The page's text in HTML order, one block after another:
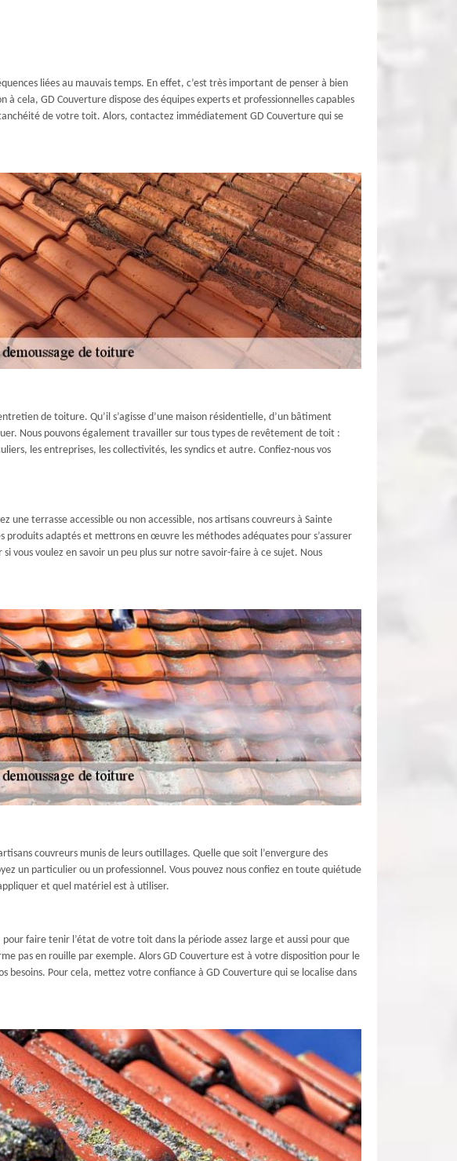
liées au mauvais temps. En effet, c’est très important de penser à bien
cela, GD Couverture dispose des équipes experts et professionnelles capables
de votre toit. Alors, contactez immédiatement GD Couverture qui se
de toiture. Qu’il s’agisse d’une maison résidentielle, d’un bâtiment
Nous pouvons également travailler sur tous types de revêtement de toit :
les entreprises, les collectivités, les syndics et autre. Confiez-nous vos
terrasse accessible ou non accessible, nos artisans couvreurs à Sainte
adaptés et mettrons en œuvre les méthodes adéquates pour s’assurer
voulez en savoir un peu plus sur notre savoir-faire à ce sujet. Nous
couvreurs munis de leurs outillages. Quelle que soit l’envergure des
un particulier ou un professionnel. Vous pouvez nous confiez en toute quiétude
et quel matériel est à utiliser.
faire tenir l’état de votre toit dans la période assez large et aussi pour que
pas en rouille par exemple. Alors GD Couverture est à votre disposition pour le
Pour cela, mettez votre confiance à GD Couverture qui se localise dans